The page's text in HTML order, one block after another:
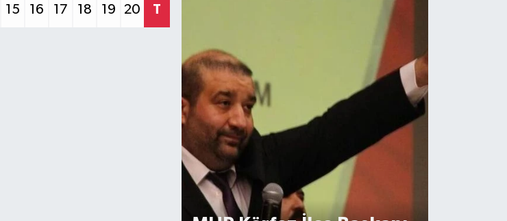
15 16 17 18 19 20 T